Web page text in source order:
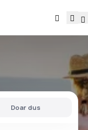
Doar dus